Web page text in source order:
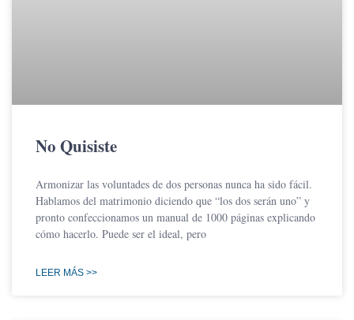
No Quisiste
Armonizar las voluntades de dos personas nunca ha sido fácil.
Hablamos del matrimonio diciendo que “los dos serán uno” y
pronto confeccionamos un manual de 1000 páginas explicando
cómo hacerlo. Puede ser el ideal, pero
LEER MÁS >>